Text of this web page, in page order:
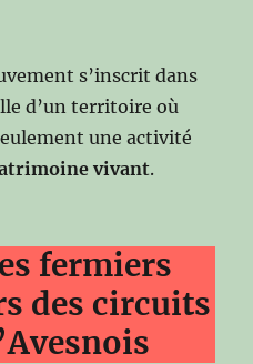
s’inscrit dans
d’un territoire où
une activité
vivant.
fermiers
des circuits